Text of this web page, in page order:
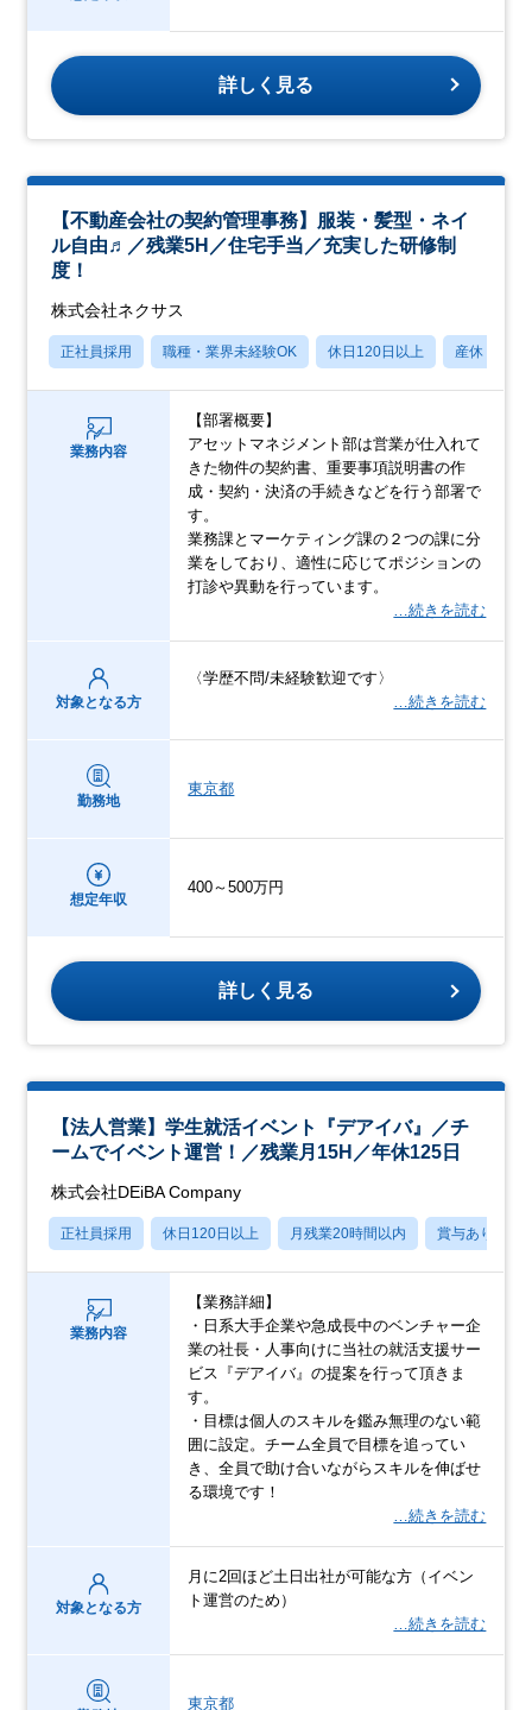
詳しく見る
【不動産会社の契約管理事務】服装・髪型・ネイ
ル自由♬／残業5H／住宅手当／充実した研修制
度！
株式会社ネクサス
正社員採用 職種・業界未経験OK 休日120日以上 産休・育休
業務内容
【部署概要】
アセットマネジメント部は営業が仕入れて
きた物件の契約書、重要事項説明書の作
成・契約・決済の手続きなどを行う部署で
す。
業務課とマーケティング課の２つの課に分
業をしており、適性に応じてポジションの
打診や異動を行っています。
…続きを読む
対象となる方
〈学歴不問/未経験歓迎です〉
…続きを読む
勤務地
東京都
想定年収
400～500万円
詳しく見る
【法人営業】学生就活イベント『デアイバ』／チ
ームでイベント運営！／残業月15H／年休125日
株式会社DEiBA Company
正社員採用 休日120日以上 月残業20時間以内 賞与あり
業務内容
【業務詳細】
・日系大手企業や急成長中のベンチャー企
業の社長・人事向けに当社の就活支援サー
ビス『デアイバ』の提案を行って頂きま
す。
・目標は個人のスキルを鑑み無理のない範
囲に設定。チーム全員で目標を追ってい
き、全員で助け合いながらスキルを伸ばせ
る環境です！
…続きを読む
対象となる方
月に2回ほど土日出社が可能な方（イベン
ト運営のため）
…続きを読む
東京都